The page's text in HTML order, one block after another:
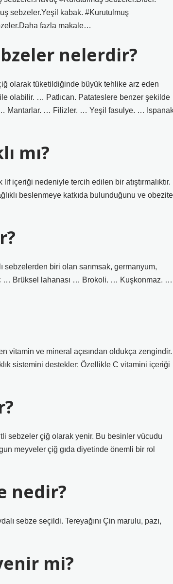
sebzeler.Yeşil kabak. #Kurutulmuş
fazla makale…
nelerdir?
olarak tüketildiğinde büyük tehlike arz eden
olabilir. … Patlıcan. Patateslere benzer şekilde
Mantarlar. … Filizler. … Yeşil fasulye. …
mı?
içeriği nedeniyle tercih edilen bir atıştırmalıktır.
beslenmeye katkıda bulunduğunu ve obezite
sebzelerden biri olan sarımsak, germanyum,
… Brüksel lahanası … Brokoli. … Kuşkonmaz. …
vitamin ve mineral açısından oldukça zengindir.
sistemini destekler: Özellikle C vitamini içeriği
sebzeler çiğ olarak yenir. Bu besinler vücudu
meyveler çiğ gıda diyetinde önemli bir rol
nedir?
sebze seçildi. Tereyağını Çin marulu, pazı,
mi?